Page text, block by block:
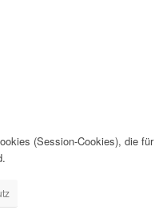
(Session-Cookies), die für